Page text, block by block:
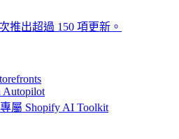
推出超過 150 項更新。
Autopilot
屬 Shopify AI Toolkit